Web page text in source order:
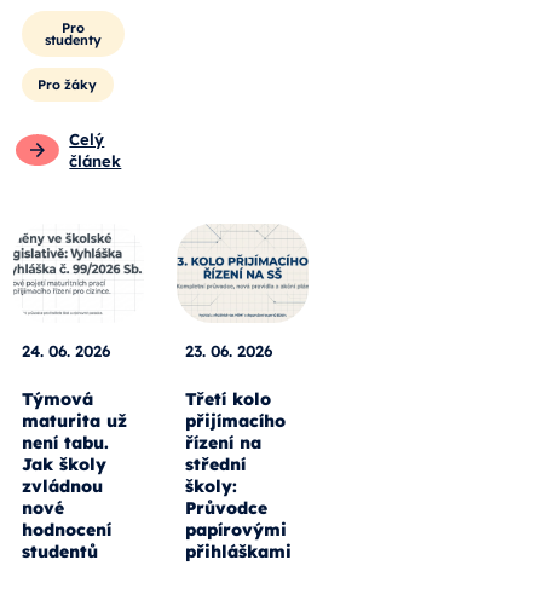
Pro
studenty
Pro žáky
Celý
článek
24. 06. 2026
Týmová
maturita už
není tabu.
Jak školy
zvládnou
nové
hodnocení
studentů
23. 06. 2026
Třetí kolo
přijímacího
řízení na
střední
školy:
Průvodce
papírovými
přihláškami